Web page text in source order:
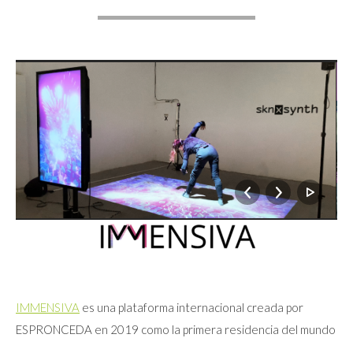
IMMENSIVA es una plataforma internacional creada por
ESPRONCEDA en 2019 como la primera residencia del mundo